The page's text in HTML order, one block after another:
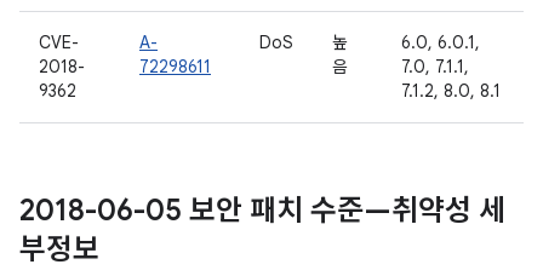
CVE-
2018-
9362
A-
72298611
DoS
높
음
6.0, 6.0.1,
7.0, 7.1.1,
7.1.2, 8.0, 8.1
2018-06-05 보안 패치 수준—취약성 세
부정보